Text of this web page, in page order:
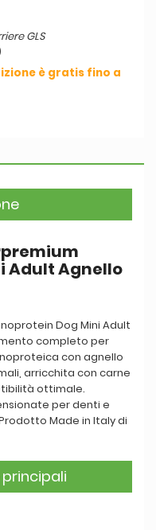
GLS
è gratis fino a
Adult Agnello
Dog Mini Adult
completo per
con agnello
arricchita con carne
ottimale.
per denti e
Made in Italy di